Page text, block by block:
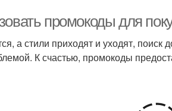
промокоды для
а стили приходят и уходят, поиск
К счастью, промокоды